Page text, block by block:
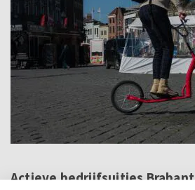
Actieve bedrijfsuitjes Brabant